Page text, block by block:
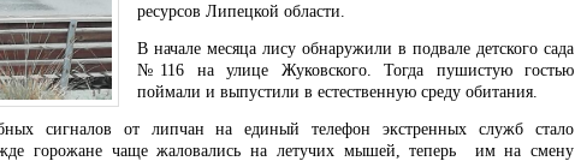
ресурсов Липецкой области.
В начале месяца лису обнаружили в подвале детского сада
№116 на улице Жуковского. Тогда пушистую гостью
поймали и выпустили в естественную среду обитания.
сигналов от липчан на единый телефон экстренных служб стало
горожане чаще жаловались на летучих мышей, теперь им на смену